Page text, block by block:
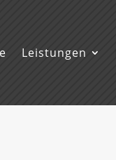
Leistungen